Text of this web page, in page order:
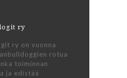
ry
ry on vuonna
rotua
toiminnan
ja edistää